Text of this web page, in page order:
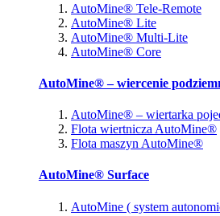
AutoMine® Tele-Remote
AutoMine® Lite
AutoMine® Multi-Lite
AutoMine® Core
AutoMine® – wiercenie
AutoMine® – wiertarka
Flota wiertnicza AutoMine®
Flota maszyn AutoMine®
AutoMine® Surface
AutoMine ( system